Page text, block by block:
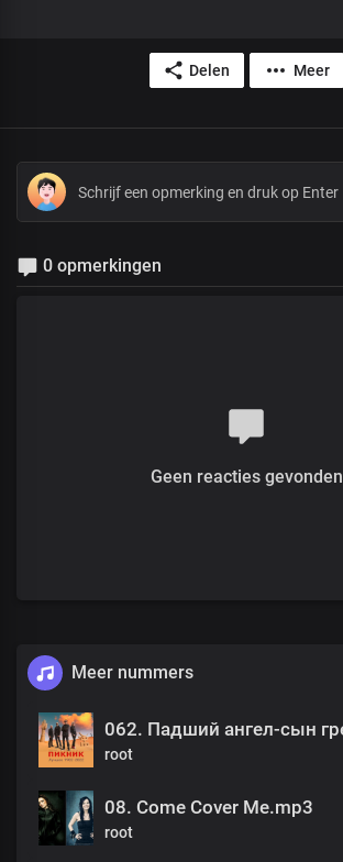
Delen Meer
0 opmerkingen
Geen reacties gevonden
Meer nummers
root
08. Come Cover Me.mp3
root